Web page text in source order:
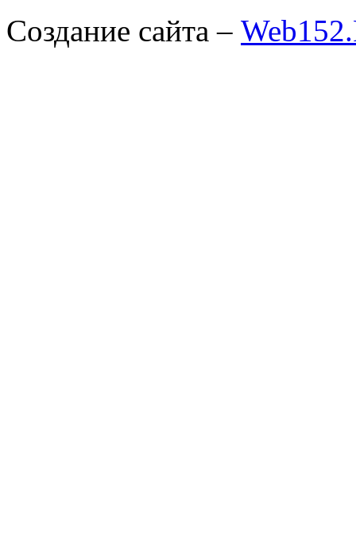
Создание сайта –